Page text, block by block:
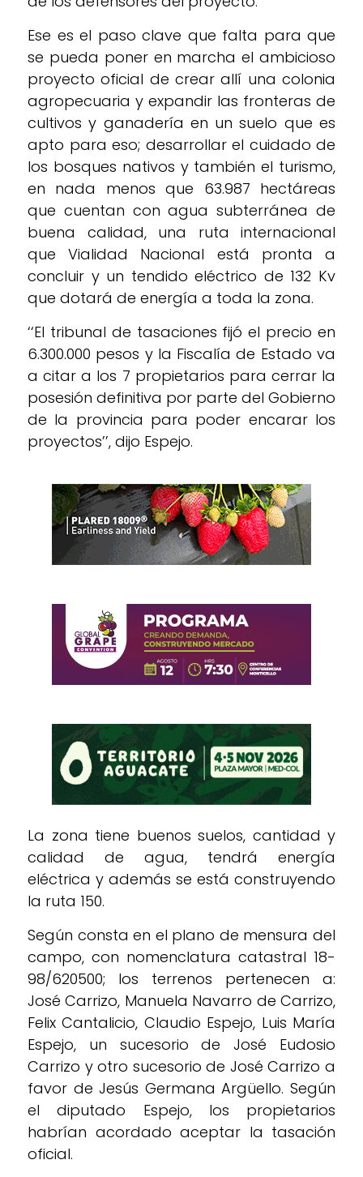
Ese es el paso clave que falta para que
se pueda poner en marcha el ambicioso
proyecto oficial de crear allí una colonia
agropecuaria y expandir las fronteras de
cultivos y ganadería en un suelo que es
apto para eso; desarrollar el cuidado de
los bosques nativos y también el turismo,
en nada menos que 63.987 hectáreas
que cuentan con agua subterránea de
buena calidad, una ruta internacional
que Vialidad Nacional está pronta a
concluir y un tendido eléctrico de 132 Kv
que dotará de energía a toda la zona.
‘‘El tribunal de tasaciones fijó el precio en
6.300.000 pesos y la Fiscalía de Estado va
a citar a los 7 propietarios para cerrar la
posesión definitiva por parte del Gobierno
de la provincia para poder encarar los
proyectos’’, dijo Espejo.
La zona tiene buenos suelos, cantidad y
calidad de agua, tendrá energía
eléctrica y además se está construyendo
la ruta 150.
Según consta en el plano de mensura del
campo, con nomenclatura catastral 18-
98/620500; los terrenos pertenecen a:
José Carrizo, Manuela Navarro de Carrizo,
Felix Cantalicio, Claudio Espejo, Luis María
Espejo, un sucesorio de José Eudosio
Carrizo y otro sucesorio de José Carrizo a
favor de Jesús Germana Argüello. Según
el diputado Espejo, los propietarios
habrían acordado aceptar la tasación
oficial.